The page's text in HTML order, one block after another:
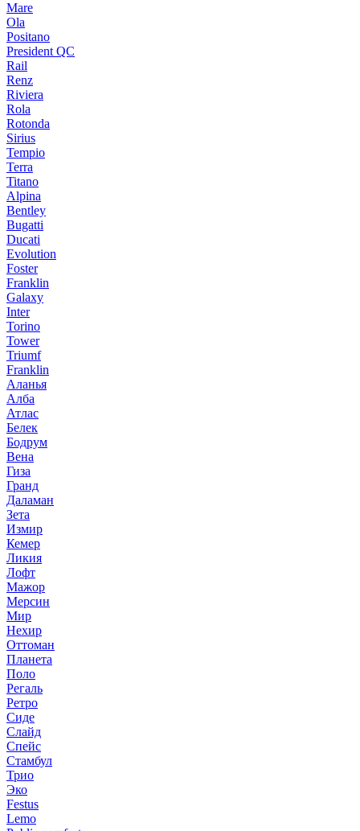
Mare
Ola
Positano
President QC
Rail
Renz
Riviera
Rola
Rotonda
Sirius
Tempio
Terra
Titano
Alpina
Bentley
Bugatti
Ducati
Evolution
Foster
Franklin
Galaxy
Inter
Torino
Tower
Triumf
Franklin
Аланья
Алба
Атлас
Белек
Бодрум
Вена
Гиза
Гранд
Даламан
Зета
Измир
Кемер
Ликия
Лофт
Мажор
Мерсин
Мир
Нехир
Оттоман
Планета
Поло
Регаль
Ретро
Сиде
Слайд
Спейс
Стамбул
Трио
Эко
Festus
Lemo